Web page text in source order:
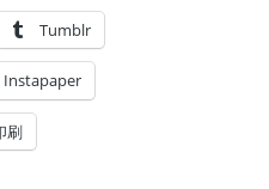
Tumblr
Instapaper
刷